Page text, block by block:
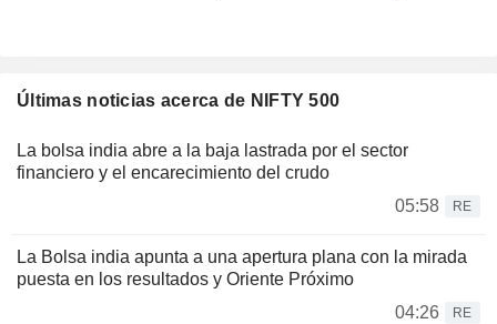
Últimas noticias acerca de NIFTY 500
La bolsa india abre a la baja lastrada por el sector
financiero y el encarecimiento del crudo
05:58
RE
La Bolsa india apunta a una apertura plana con la mirada
puesta en los resultados y Oriente Próximo
04:26
RE